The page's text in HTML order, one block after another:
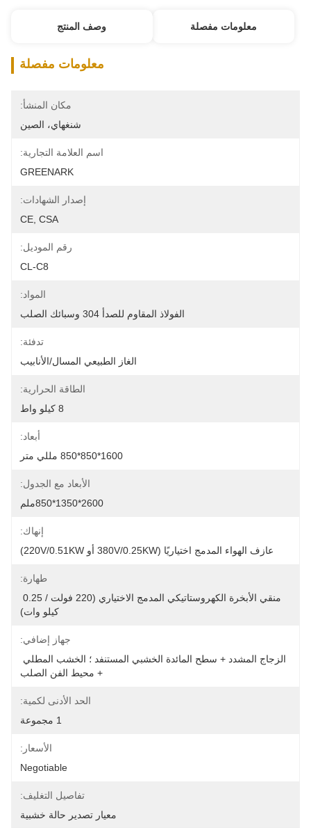
معلومات مفصلة وصف المنتج
معلومات مفصلة
مكان المنشأ:
شنغهاي، الصين
اسم العلامة التجارية:
GREENARK
إصدار الشهادات:
CE, CSA
رقم الموديل:
CL-C8
المواد:
الفولاذ المقاوم للصدأ 304 وسبائك الصلب
تدفئة:
الغاز الطبيعي المسال/الأنابيب
الطاقة الحرارية:
8 كيلو واط
أبعاد:
1600*850*850 مللي متر
الأبعاد مع الجدول:
2600*1350*850ملم
إنهاك:
عازف الهواء المدمج اختياريًا (380V/0.25KW أو 220V/0.51KW)
طهارة:
كيلو وات)
جهاز إضافي:
+ محيط الفن الصلب
الحد الأدنى لكمية:
1 مجموعة
الأسعار:
Negotiable
تفاصيل التغليف:
معيار تصدير حالة خشبية